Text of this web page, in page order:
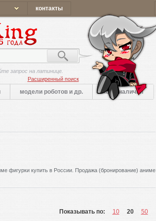
контакты
запрос на латинице.
Расширенный поиск
модели роботов и др. нет в наличии
фигурки купить в России. Продажа (бронирование) аниме
Показывать по: 10 20 50